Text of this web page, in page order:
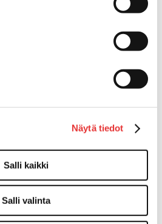
Näytä tiedot
Salli kaikki
Salli valinta
Lynx asusteet
Lynx vaatetus
Doo ajovarusteet
Doo vapaa-ajan asusteet